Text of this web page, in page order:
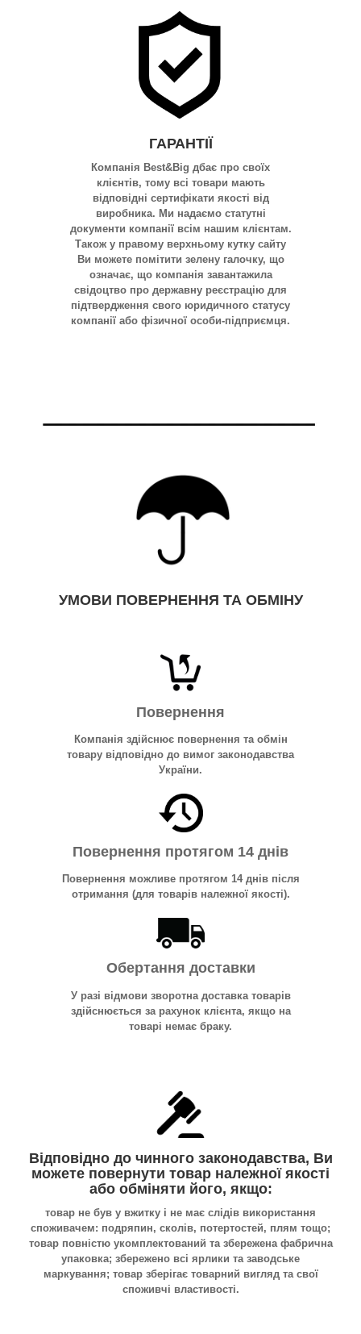
ГАРАНТІЇ
Компанія Best&Big дбає про своїх
клієнтів, тому всі товари мають
відповідні сертифікати якості від
виробника. Ми надаємо статутні
документи компанії всім нашим клієнтам.
Також у правому верхньому кутку сайту
Ви можете помітити зелену галочку, що
означає, що компанія завантажила
свідоцтво про державну реєстрацію для
підтвердження свого юридичного статусу
компанії або фізичної особи-підприємця.
УМОВИ ПОВЕРНЕННЯ ТА ОБМІНУ
Повернення
Компанія здійснює повернення та обмін
товару відповідно до вимог законодавства
України.
Повернення протягом 14 днів
Повернення можливе протягом 14 днів після
отримання (для товарів належної якості).
Обертання доставки
У разі відмови зворотна доставка товарів
здійснюється за рахунок клієнта, якщо на
товарі немає браку.
Відповідно до чинного законодавства, Ви
можете повернути товар належної якості
або обміняти його, якщо:
товар не був у вжитку і не має слідів використання
споживачем: подряпин, сколів, потертостей, плям тощо;
товар повністю укомплектований та збережена фабрична
упаковка; збережено всі ярлики та заводське
маркування; товар зберігає товарний вигляд та свої
споживчі властивості.